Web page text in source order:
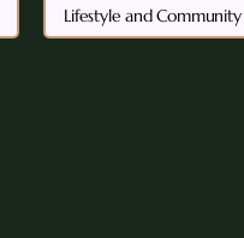
Lifestyle and Community